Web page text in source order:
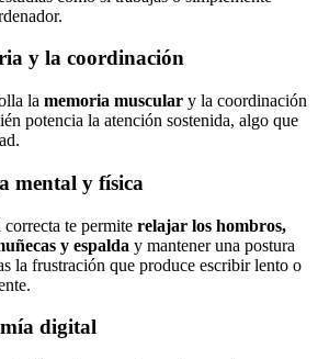
y la coordinación
la memoria muscular y la coordinación
potencia la atención sostenida, algo que
mental y física
te permite relajar los hombros,
y espalda y mantener una postura
la frustración que produce escribir lento o
digital